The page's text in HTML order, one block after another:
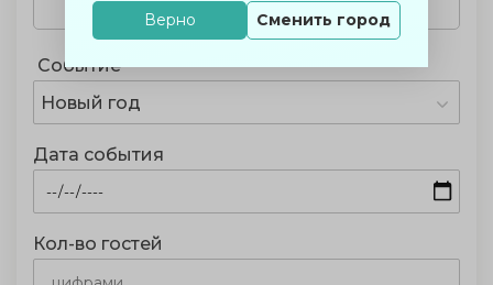
Верно Сменить город
Событие
Новый год
Дата события
Кол-во гостей
WhatsApp
Telegram